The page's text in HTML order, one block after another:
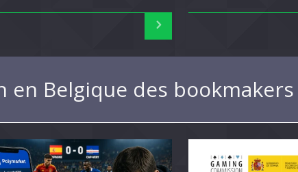
en Belgique des bookmakers